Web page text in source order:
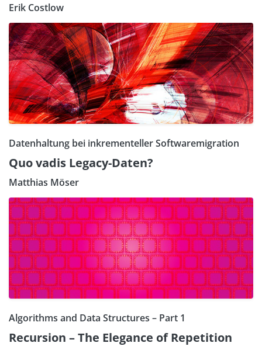
Erik Costlow
Datenhaltung bei inkrementeller Softwaremigration
Quo vadis Legacy-Daten?
Matthias Möser
Algorithms and Data Structures – Part 1
Recursion – The Elegance of Repetition